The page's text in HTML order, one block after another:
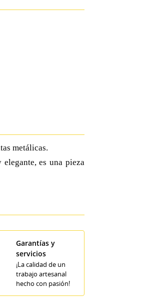
metálicas.
es una pieza
Garantías y
servicios
¡La calidad de un
trabajo artesanal
hecho con pasión!